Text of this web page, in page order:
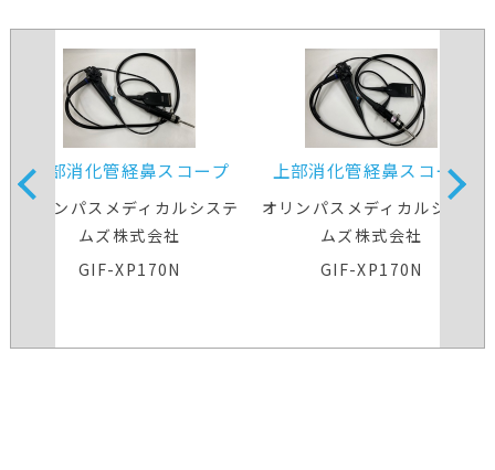
上部消化管経鼻スコープ
オリンパスメディカルシステ
ムズ株式会社
GIF-XP170N
上部消化管経鼻スコープ
オリンパスメディカルシステ
ムズ株式会社
GIF-XP170N